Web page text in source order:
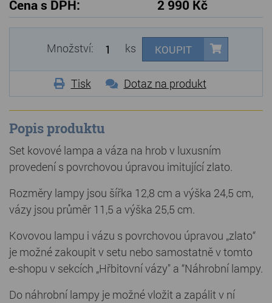
Cena s DPH: 2 990 Kč
Množství: ks KOUPIT
Tisk Dotaz na produkt
Popis produktu
Set kovové lampa a váza na hrob v luxusním
provedení s povrchovou úpravou imitující zlato.
Rozměry lampy jsou šířka 12,8 cm a výška 24,5 cm,
vázy jsou průměr 11,5 a výška 25,5 cm.
Kovovou lampu i vázu s povrchovou úpravou „zlato“
je možné zakoupit v setu nebo samostatně v tomto
e-shopu v sekcích „Hřbitovní vázy" a “Náhrobní lampy.
Do náhrobní lampy je možné vložit a zapálit v ní